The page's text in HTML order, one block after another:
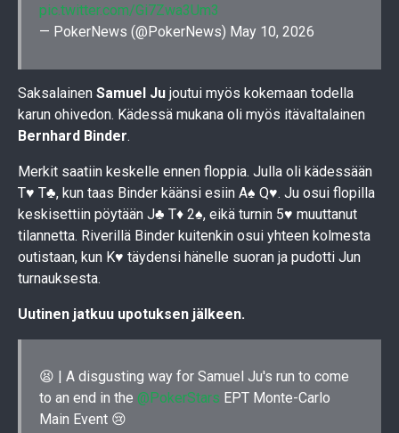
pic.twitter.com/Gi7Zwa3Um3
— PokerNews (@PokerNews) May 10, 2026
Saksalainen Samuel Ju joutui myös kokemaan todella
karun ohivedon. Kädessä mukana oli myös itävaltalainen
Bernhard Binder.
Merkit saatiin keskelle ennen floppia. Julla oli kädessään
T♥ T♣, kun taas Binder käänsi esiin A♠ Q♥. Ju osui flopilla
keskisettiin pöytään J♣ T♦ 2♠, eikä turnin 5♥ muuttanut
tilannetta. Riverillä Binder kuitenkin osui yhteen kolmesta
outistaan, kun K♥ täydensi hänelle suoran ja pudotti Jun
turnauksesta.
Uutinen jatkuu upotuksen jälkeen.
😫 | A disgusting way for Samuel Ju's run to come
to an end in the @PokerStars EPT Monte-Carlo
Main Event 😢